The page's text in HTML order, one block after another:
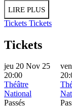
LIRE PLUS
Tickets Tickets
Tickets
jeu 20 Nov 25
20:00
Théâtre
National
Passés